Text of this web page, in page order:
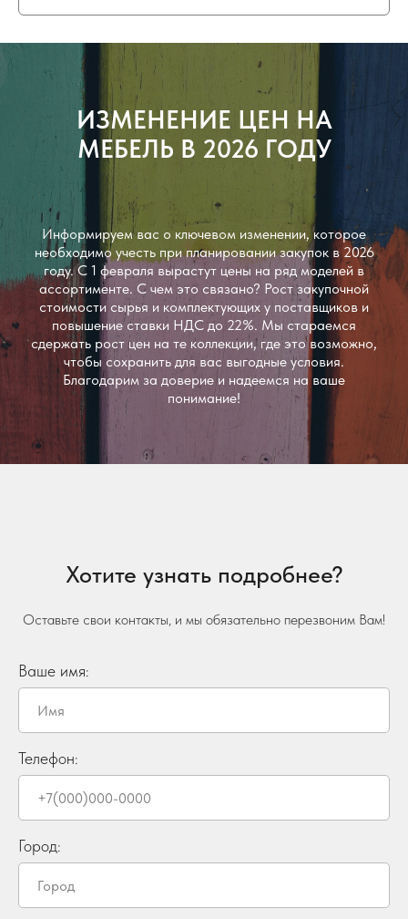
ИЗМЕНЕНИЕ ЦЕН НА
МЕБЕЛЬ В 2026 ГОДУ
Информируем вас о ключевом изменении, которое
необходимо учесть при планировании закупок в 2026
году. С 1 февраля вырастут цены на ряд моделей в
ассортименте. С чем это связано? Рост закупочной
стоимости сырья и комплектующих у поставщиков и
повышение ставки НДС до 22%. Мы стараемся
сдержать рост цен на те коллекции, где это возможно,
чтобы сохранить для вас выгодные условия.
Благодарим за доверие и надеемся на ваше
понимание!
Хотите узнать подробнее?
Оставьте свои контакты, и мы обязательно перезвоним Вам!
Ваше имя:
Телефон:
Город: